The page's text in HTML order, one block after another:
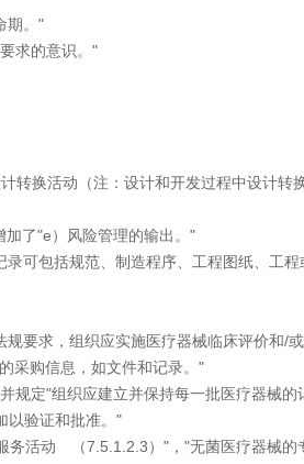
期。"
求的意识。"
换活动（注：设计和开发过程中设计转
了"e）风险管理的输出。"
可包括规范、制造程序、工程图纸、工程
要求，组织应实施医疗器械临床评价和/
购信息，如文件和记录。"
定"组织应建立并保持每一批医疗器械的
以验证和批准。"
活动 （7.5.1.2.3）"，"无菌医疗器械的